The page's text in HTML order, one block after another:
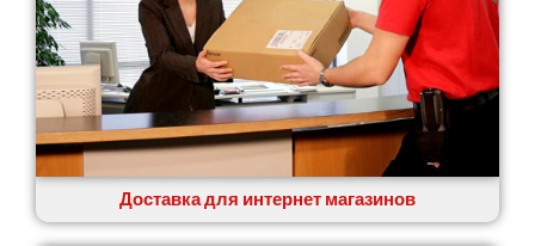
Славута
Славутич
Слобожанское
Смела
Софиевская Борщаговка
Сокольники
Солоницевка
Староконстантинов
Старые Петровцы
Доставка для интернет магазинов